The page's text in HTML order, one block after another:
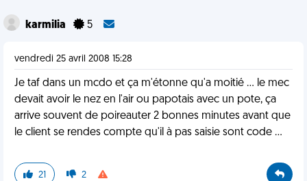
karmilia 5
vendredi 25 avril 2008 15:28
Je taf dans un mcdo et ça m'étonne qu'a moitié ... le mec
devait avoir le nez en l'air ou papotais avec un pote, ça
arrive souvent de poireauter 2 bonnes minutes avant que
le client se rendes compte qu'il à pas saisie sont code ...
21 2